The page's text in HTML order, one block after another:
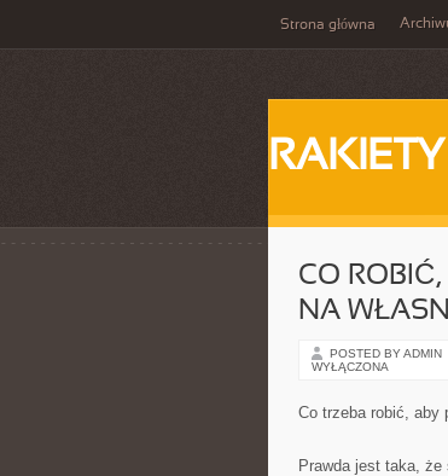
Strona główna
RAKIETY
CO
NA
POSTED BY ADMIN
WYŁĄCZONA
Co trzeba robić, aby
Prawda jest taka, że